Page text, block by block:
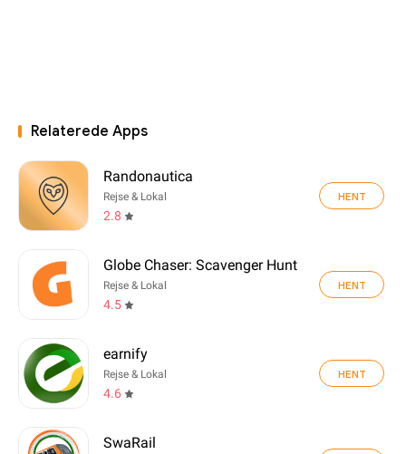
Relaterede Apps
Randonautica
Rejse & Lokal
2.8
HENT
Globe Chaser: Scavenger Hunt
Rejse & Lokal
4.5
HENT
earnify
Rejse & Lokal
4.6
HENT
SwaRail